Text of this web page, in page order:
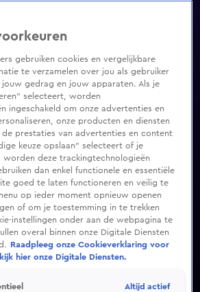
gebruiken cookies en vergelijkbare
te verzamelen over jou als gebruiker
gedrag en jouw apparaten. Als je
selecteert, worden
ingeschakeld om onze advertenties en
onze producten en diensten
prestaties van advertenties en content
keuze opslaan” selecteert of je
deze trackingtechnologieën
dan enkel functionele en essentiële
goed te laten functioneren en veilig te
op ieder moment opnieuw openen
of om je toestemming in te trekken
instellingen onder aan de webpagina te
overal binnen onze Digitale Diensten
Raadpleeg onze Cookieverklaring voor
hier onze Digitale Diensten.
Altijd actief